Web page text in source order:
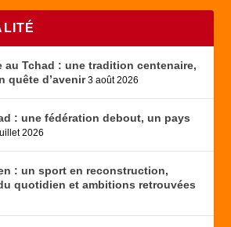
au Tchad : une tradition centenaire,
quête d’avenir 3 août 2026
: une fédération debout, un pays
2026
: un sport en reconstruction,
quotidien et ambitions retrouvées